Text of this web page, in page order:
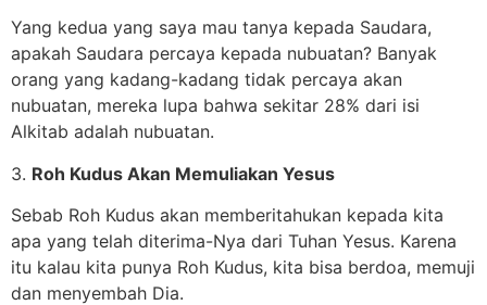
Yang kedua yang saya mau tanya kepada Saudara,
apakah Saudara percaya kepada nubuatan? Banyak
orang yang kadang-kadang tidak percaya akan
nubuatan, mereka lupa bahwa sekitar 28% dari isi
Alkitab adalah nubuatan.
3. Roh Kudus Akan Memuliakan Yesus
Sebab Roh Kudus akan memberitahukan kepada kita
apa yang telah diterima-Nya dari Tuhan Yesus. Karena
itu kalau kita punya Roh Kudus, kita bisa berdoa, memuji
dan menyembah Dia.